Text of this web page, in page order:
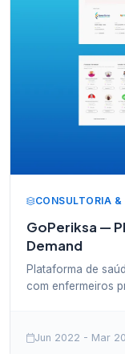
CONSULTORIA &
GoPeriksa —
Demand
Plataforma de
com enfermeiros
Jun 2022 - Mar